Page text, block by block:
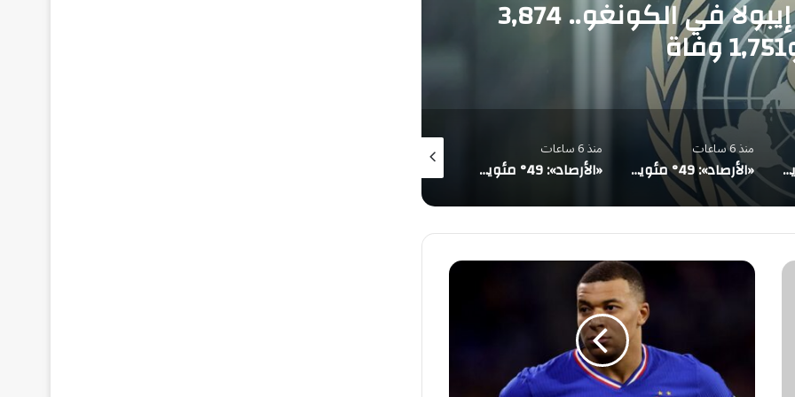
تحذير أممي عاجل من إيبولا في الكونغو.. 3,874
«الأرصاد»: 49° مئوية في الدمام وأمطار رعدية على 5 مناطق ورياح تثير الأتربة
منذ 6 ساعات
«الأرصاد»: 49° مئوية في الدمام وأمطار رعدية على 5 مناطق ورياح تثير الأتربة
منذ 6 ساعات
«الأرصاد»: 49° مئوية في الدمام وأمطار رعدية على 5 مناطق ورياح تثير الأتربة
منذ 6 ساعات
سان
الاستئناف